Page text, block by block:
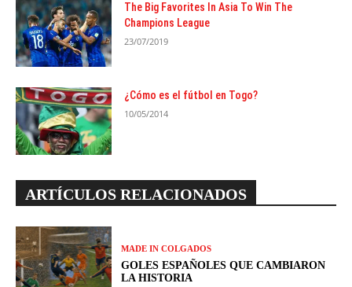
The Big Favorites In Asia To Win The
Champions League
23/07/2019
¿Cómo es el fútbol en Togo?
10/05/2014
ARTÍCULOS RELACIONADOS
MADE IN COLGADOS
GOLES ESPAÑOLES QUE CAMBIARON
LA HISTORIA